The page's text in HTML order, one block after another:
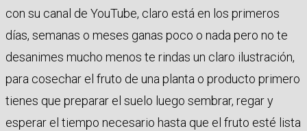
con su canal de YouTube, claro está en los primeros
días, semanas o meses ganas poco o nada pero no te
desanimes mucho menos te rindas un claro ilustración,
para cosechar el fruto de una planta o producto primero
tienes que preparar el suelo luego sembrar, regar y
esperar el tiempo necesario hasta que el fruto esté lista